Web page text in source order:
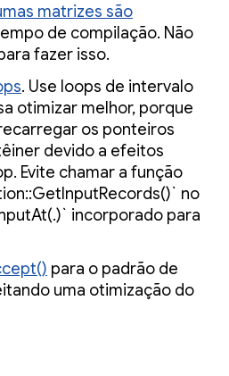
matrizes são
de compilação. Não
fazer isso.
. Use loops de intervalo
otimizar melhor, porque
os ponteiros
devido a efeitos
Evite chamar a função
no
incorporado para
para o padrão de
uma otimização do